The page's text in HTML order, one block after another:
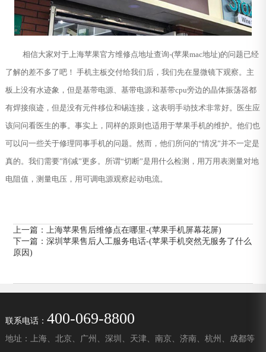
相信大家对于上海苹果官方维修点地址查询-(苹果mac地址)的问题已经
了解的差不多了吧！ 手机主板交付给我们后，我们先在显微镜下观察。主
板上没有水迹象，但是基带电源、基带电源和基带cpu旁边的晶体振荡器都
有焊接痕迹，但是没有元件移位和锡连接，这表明手动技术非常好。医生应
该问问看医生的事。事实上，同样的原则也适用于苹果手机的维护。他们也
可以问一些关于修理同事手机的问题。然而，他们所问的“情况”并不一定是
真的。我们需要”削减”更多。所谓“切断”是用什么检测，用万用表测量对地
电阻值，测量电压，用可调电源观察起动电流。
上一篇：上海苹果售后维修点在哪里-(苹果手机屏幕花屏)
下一篇：深圳苹果售后人工服务电话-(苹果手机突然无服务了什么
原因)
联系电话： 400-069-8800
地址：上海、北京、广州、深圳、天津、南京、济南、杭州、成都等